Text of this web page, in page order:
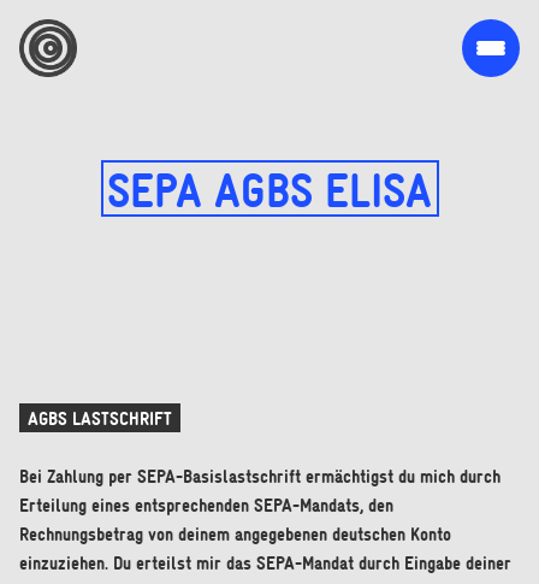
SEPA AGBS ELISA
AGBS LASTSCHRIFT
Bei Zahlung per SEPA-Basislastschrift ermächtigst du mich durch
Erteilung eines entsprechenden SEPA-Mandats, den
Rechnungsbetrag von deinem angegebenen deutschen Konto
einzuziehen. Du erteilst mir das SEPA-Mandat durch Eingabe deiner